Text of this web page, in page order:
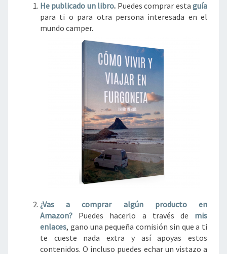
He publicado un libro. Puedes comprar estaguía
para ti o para otra persona interesada en el
mundo camper.
¿Vas a comprar algúnproducto en
Amazon? Puedes hacerlo a través de mis
enlaces, gano una pequeña comisión sin que a ti
te cueste nada extra y así apoyas estos
contenidos. O incluso puedes echar un vistazo a